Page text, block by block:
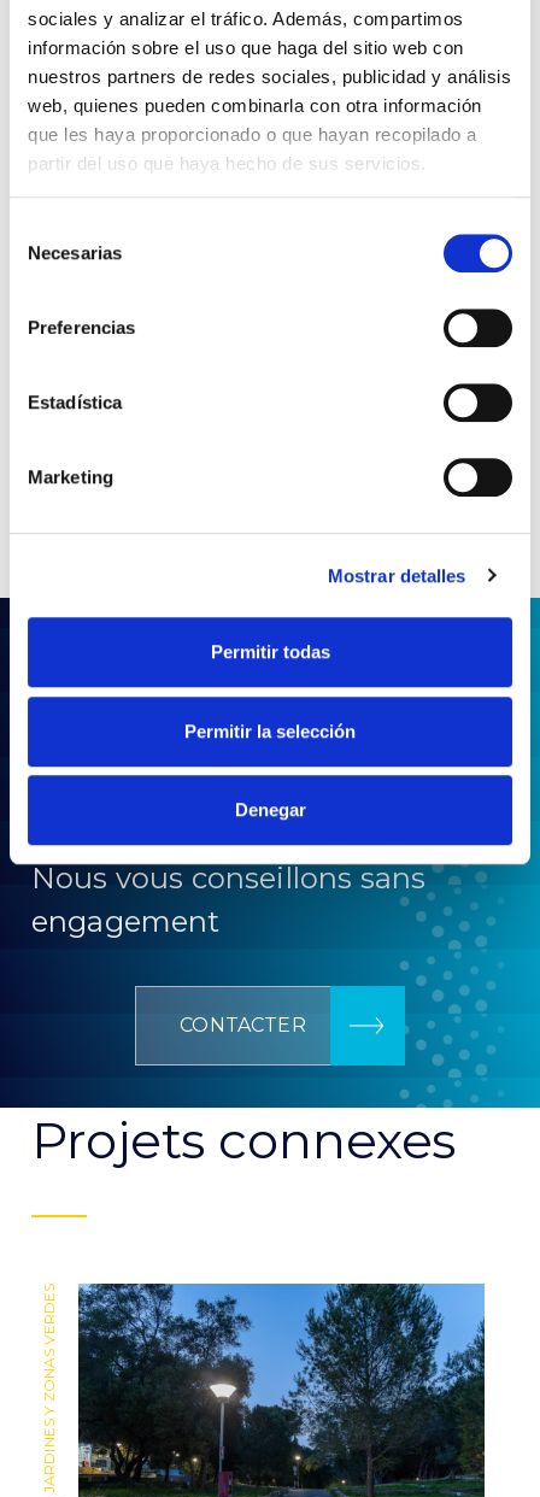
sociales y analizar el tráfico. Además, compartimos
información sobre el uso que haga del sitio web con
nuestros partners de redes sociales, publicidad y análisis
web, quienes pueden combinarla con otra información
que les haya proporcionado o que hayan recopilado a
partir del uso que haya hecho de sus servicios.
Necesarias
Preferencias
Estadística
Marketing
Mostrar detalles
Permitir todas
Permitir la selección
Denegar
temps réel et un contrôle précis de chaque
point lumineux, assurant une gestion
intelligente et durable de l’éclairage public.
Vous avez besoin d’aide pour
Nous vous conseillons sans
engagement
CONTACTER
Projets connexes
JARDINES Y ZONAS VERDES